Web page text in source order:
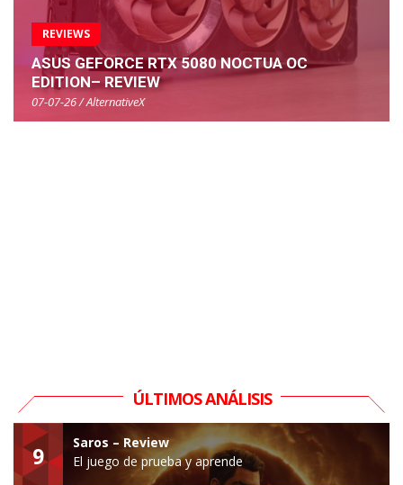
REVIEWS
ASUS GEFORCE RTX 5080 NOCTUA OC
EDITION– REVIEW
07-07-26 / AlternativeX
ÚLTIMOS ANÁLISIS
9
Saros – Review
El juego de prueba y aprende